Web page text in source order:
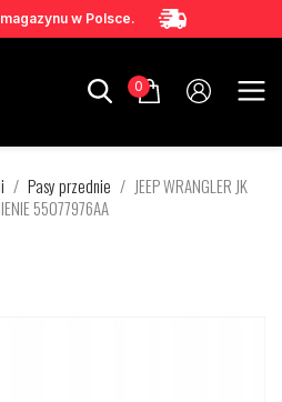
w Polsce.
0
Pasy przednie
JEEP WRANGLER JK
55077976AA